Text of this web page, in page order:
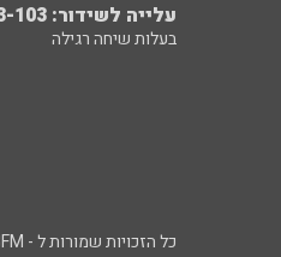
עלייה לשידור: 0552-103-103
בעלות שיחה רגילה
כל הזכויות שמורות ל - 103FM